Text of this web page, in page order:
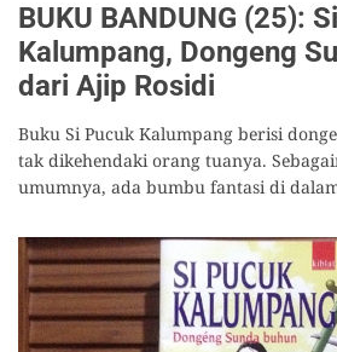
BUKU BANDUNG (25):
Kalumpang, Dongeng
dari Ajip Rosidi
Buku Si Pucuk Kalumpang berisi
tak dikehendaki orang tuanya.
umumnya, ada bumbu fantasi di